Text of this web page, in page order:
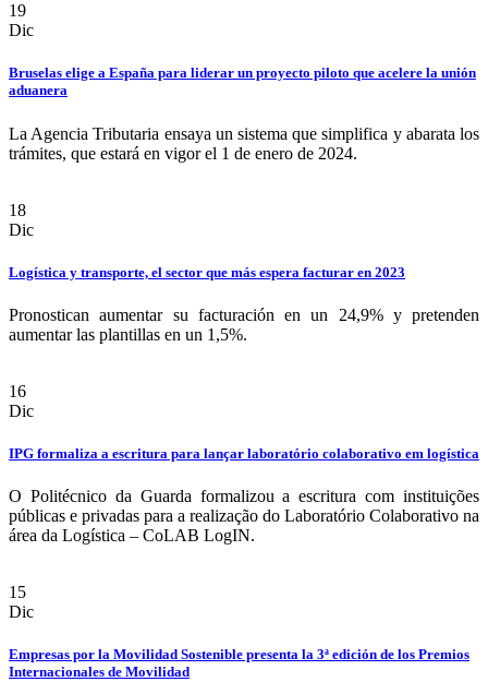
19
Dic
Bruselas elige a España para liderar un proyecto piloto que acelere la unión
aduanera
La Agencia Tributaria ensaya un sistema que simplifica y abarata los
trámites, que estará en vigor el 1 de enero de 2024.
18
Dic
Logística y transporte, el sector que más espera facturar en 2023
Pronostican aumentar su facturación en un 24,9% y pretenden
aumentar las plantillas en un 1,5%.
16
Dic
IPG formaliza a escritura para lançar laboratório colaborativo em logística
O Politécnico da Guarda formalizou a escritura com instituições
públicas e privadas para a realização do Laboratório Colaborativo na
área da Logística – CoLAB LogIN.
15
Dic
Empresas por la Movilidad Sostenible presenta la 3ª edición de los Premios
Internacionales de Movilidad